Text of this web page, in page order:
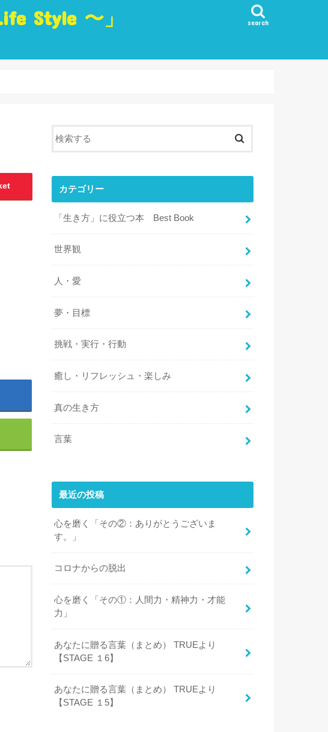
Style 〜」 search
カテゴリー
「生き方」に役立つ本 Best Book
世界観
人・愛
夢・目標
挑戦・実行・行動
癒し・リフレッシュ・楽しみ
真の生き方
言葉
最近の投稿
心を磨く「その②：ありがとうございま
す。」
コロナからの脱出
心を磨く「その①：人間力・精神力・才能
力」
あなたに贈る言葉（まとめ） TRUEより
【STAGE １6】
あなたに贈る言葉（まとめ） TRUEより
【STAGE １5】